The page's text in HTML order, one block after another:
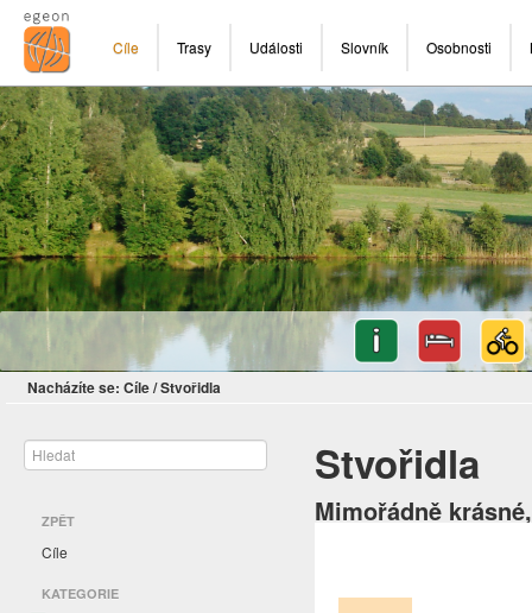
Cíle Trasy Události Slovník Osobnosti
Nacházíte se: Cíle/Stvořidla
ZPĚT
Cíle
KATEGORIE
Stvořidla
Mimořádně